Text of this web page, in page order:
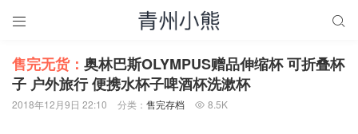
 
售完无货： 奥林巴斯OLYMPUS赠品伸缩杯 可折叠杯
子 户外旅行 便携水杯子啤酒杯洗漱杯
2018年12月9日 22:10 分类： 售完存档  8.5K